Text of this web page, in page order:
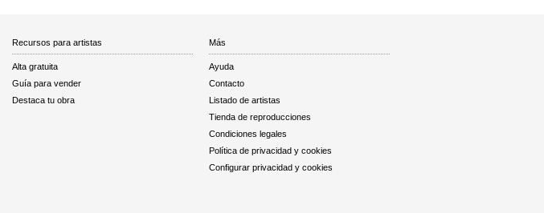
Recursos para artistas
Alta gratuita
Guía para vender
Destaca tu obra
Más
Ayuda
Contacto
Listado de artistas
Tienda de reproducciones
Condiciones legales
Política de privacidad y cookies
Configurar privacidad y cookies